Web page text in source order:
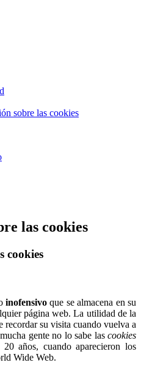
sobre las cookies
las cookies
cookies
inofensivoque se almacena en su
página web. La utilidad de la
recordar su visita cuando vuelva a
gente no lo sabe las cookies
años, cuando aparecieron los
Wide Web.